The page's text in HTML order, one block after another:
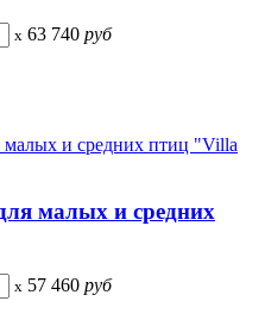
x 63 740 руб
малых и средних
x 57 460 руб